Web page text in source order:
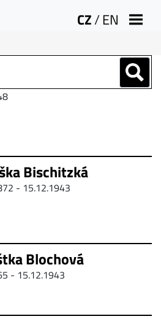
CZ/EN
Bischitzká
- 15.12.1943
Blochová
- 15.12.1943